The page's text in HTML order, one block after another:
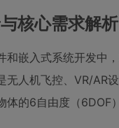
核心需求解析
和嵌入式系统开发中
无人机飞控、VR/AR
体的6自由度（6DOF